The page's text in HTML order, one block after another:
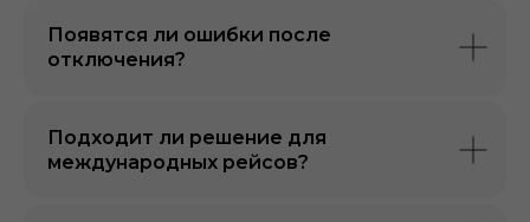
Появятся ли ошибки после
отключения?
Подходит ли решение для
международных рейсов?